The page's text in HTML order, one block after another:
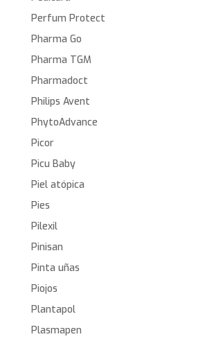
Perfum Protect
Pharma Go
Pharma TGM
Pharmadoct
Philips Avent
PhytoAdvance
Picor
Picu Baby
Piel atópica
Pies
Pilexil
Pinisan
Pinta uñas
Piojos
Plantapol
Plasmapen